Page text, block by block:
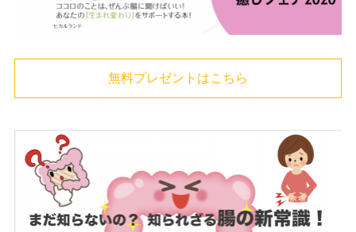
無料プレゼントはこちら